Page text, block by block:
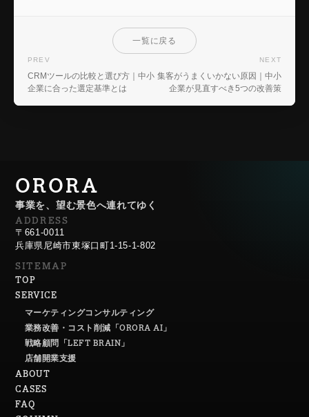
PREV
CRMツールの比較と選び方｜中小
企業に合った選定基準とは
一覧に戻る
NEXT
集客がうまくいかない原因｜中小
企業が見直すべき5つの改善策
ORORA
事業を、望む景色へ連れてゆく
ADDRESS
〒661-0011
兵庫県尼崎市東塚口町1-15-1-802
SITEMAP
TOP
SERVICE
マーケティングコンサルティング
業務改善・コスト削減「ORORA AI」
戦略顧問「LEFT BRAIN」
店舗開業支援
ABOUT
CASES
FAQ